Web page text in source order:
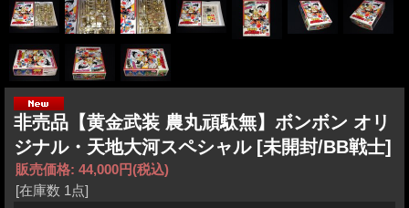
非売品【黄金武装 農丸頑駄無】ボンボン オリ
ジナル・天地大河スペシャル [未開封/BB戦士]
販売価格: 44,000円(税込)
[在庫数 1点]